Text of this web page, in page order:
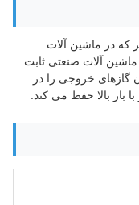
دیزل سری 400 پرکینز که در ماشین آلات
آلات صنعتی ثابت
گازهای خروجی را در
بالا حفظ می کند.